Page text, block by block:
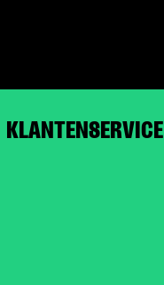
KLANTENSERVICE